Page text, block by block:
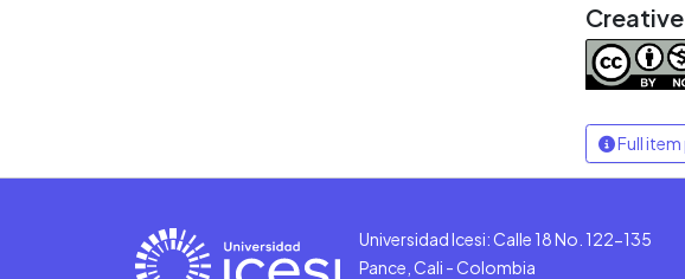
Full
Universidad Icesi: Calle 18 No. 122-135
Pance, Cali - Colombia